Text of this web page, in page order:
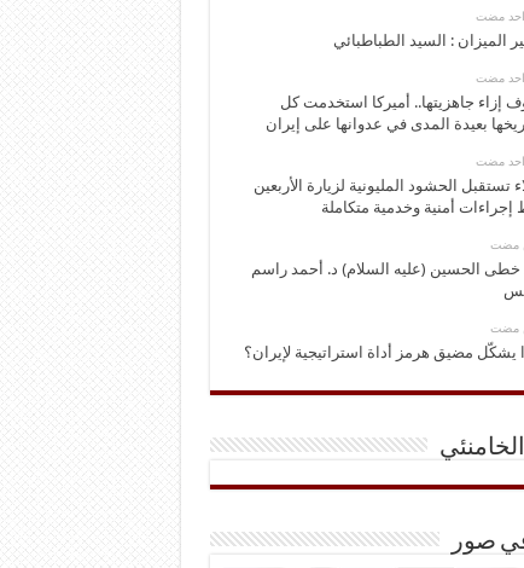
مضت
الميزان : السيد الطباطبائي
مضت
إزاء جاهزيتها.. أميركا استخدمت كل
بعيدة المدى في عدوانها على إيران
مضت
تستقبل الحشود المليونية لزيارة الأربعين
أمنية وخدمية متكاملة
مضت
الحسين (عليه السلام) د. أحمد راسم
مضت
يشكّل مضيق هرمز أداة استراتيجية لإيران؟
الخامنئي
صور